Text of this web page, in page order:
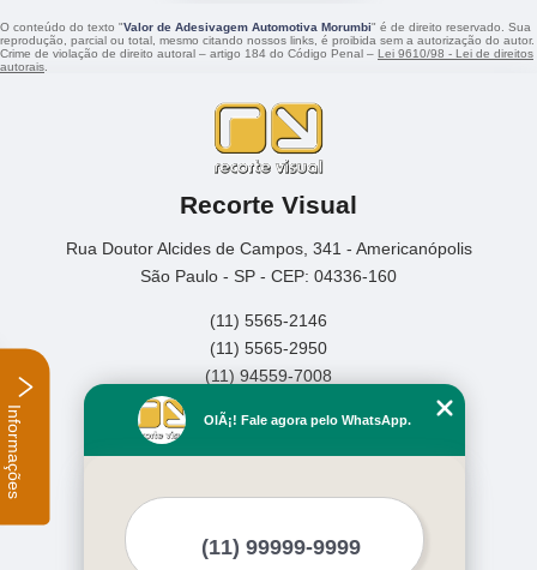
O conteúdo do texto "Valor de Adesivagem Automotiva Morumbi" é de direito reservado. Sua
reprodução, parcial ou total, mesmo citando nossos links, é proibida sem a autorização do autor.
Crime de violação de direito autoral – artigo 184 do Código Penal – Lei 9610/98 - Lei de direitos
autorais
Recorte Visual
Rua Doutor Alcides de Campos, 341 - Americanópolis
São Paulo - SP - CEP: 04336-160
(11) 5565-2146
(11) 5565-2950
(11) 94559-7008
Home
Serviços
Mapa do site
OlÃ¡! Fale agora pelo WhatsApp.
Informações